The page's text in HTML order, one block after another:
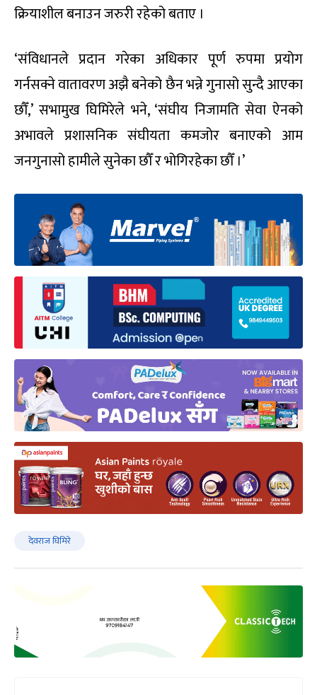
क्रियाशील बनाउन जरुरी रहेको बताए ।
‘संविधानले प्रदान गरेका अधिकार पूर्ण रुपमा प्रयोग
गर्नसक्ने वातावरण अझै बनेको छैन भन्ने गुनासो सुन्दै आएका
छौँ,’ सभामुख घिमिरेले भने, ‘संघीय निजामति सेवा ऐनको
अभावले प्रशासनिक संघीयता कमजोर बनाएको आम
जनगुनासो हामीले सुनेका छौँ र भोगिरहेका छौँ ।’
देवराज घिमिरे